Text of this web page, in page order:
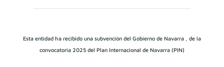
Esta entidad ha recibido una subvención del Gobierno de Navarra , de la
convocatoria 2025 del Plan Internacional de Navarra (PIN)